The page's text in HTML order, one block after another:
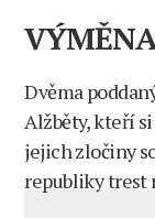
Dvěma
Alžběty, kteří
jejich zločiny
republiky trest